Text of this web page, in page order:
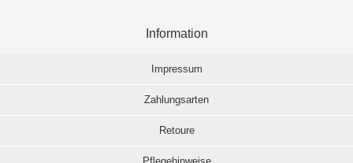
Information
Impressum
Zahlungsarten
Retoure